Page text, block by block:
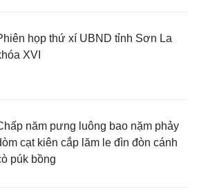
họp thứ xí UBND tỉnh Sơn La
XVI
năm pưng luông bao nặm phảy
cạt kiên cắp lăm le đìn đòn cánh
púk bồng